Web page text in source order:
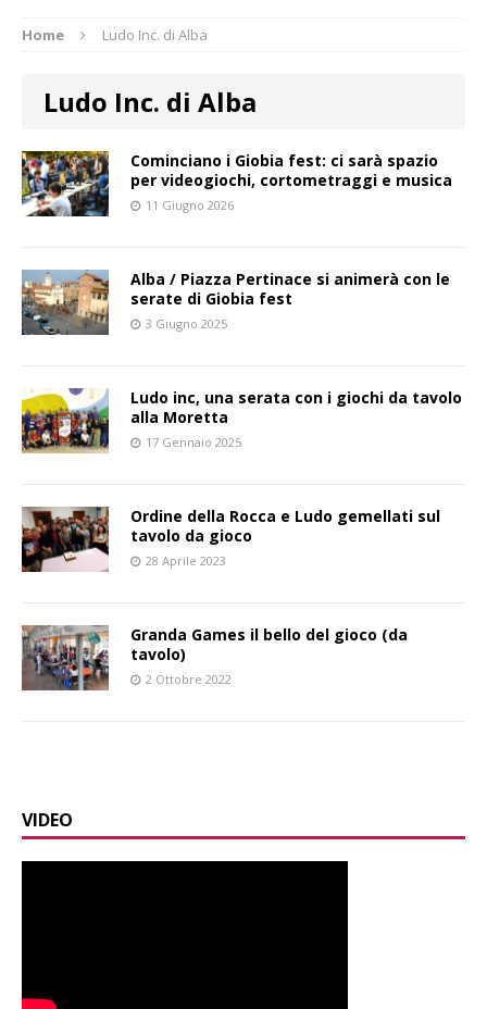
Home Ludo Inc. di Alba
Ludo Inc. di Alba
Cominciano i Giobia fest: ci sarà spazio
per videogiochi, cortometraggi e musica
11 Giugno 2026
Alba / Piazza Pertinace si animerà con le
serate di Giobia fest
3 Giugno 2025
Ludo inc, una serata con i giochi da tavolo
alla Moretta
17 Gennaio 2025
Ordine della Rocca e Ludo gemellati sul
tavolo da gioco
28 Aprile 2023
Granda Games il bello del gioco (da
tavolo)
2 Ottobre 2022
VIDEO